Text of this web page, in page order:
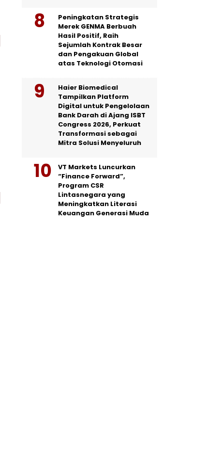
Peningkatan Strategis
Merek GENMA Berbuah
Hasil Positif, Raih
Sejumlah Kontrak Besar
dan Pengakuan Global
atas Teknologi Otomasi
Haier Biomedical
Tampilkan Platform
Digital untuk Pengelolaan
Bank Darah di Ajang ISBT
Congress 2026, Perkuat
Transformasi sebagai
Mitra Solusi Menyeluruh
VT Markets Luncurkan
“Finance Forward”,
Program CSR
Lintasnegara yang
Meningkatkan Literasi
Keuangan Generasi Muda